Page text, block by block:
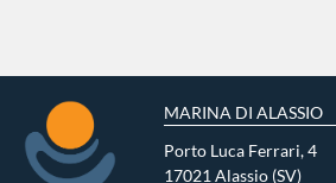
MARINA DI ALASSIO
Porto Luca Ferrari, 4
17021 Alassio (SV)